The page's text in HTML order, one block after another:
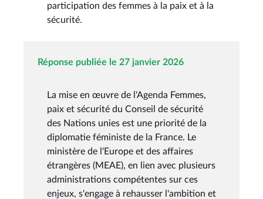
participation des femmes à la paix et à la
sécurité.
Réponse publiée le 27 janvier 2026
La mise en œuvre de l'Agenda Femmes,
paix et sécurité du Conseil de sécurité
des Nations unies est une priorité de la
diplomatie féministe de la France. Le
ministère de l'Europe et des affaires
étrangères (MEAE), en lien avec plusieurs
administrations compétentes sur ces
enjeux, s'engage à rehausser l'ambition et